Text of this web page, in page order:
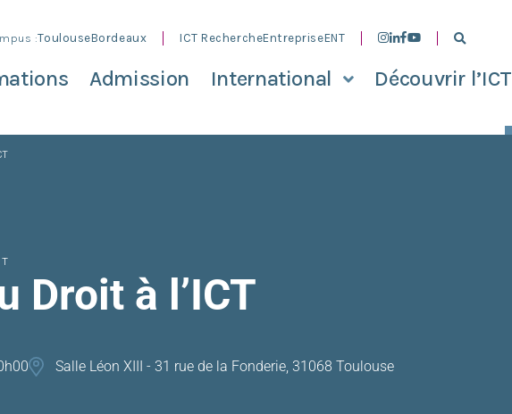
:ToulouseBordeaux ICT RechercheEntrepriseENT
Admission International Découvrir l’ICT
Droit à l’ICT
Salle Léon XIII - 31 rue de la Fonderie, 31068 Toulouse